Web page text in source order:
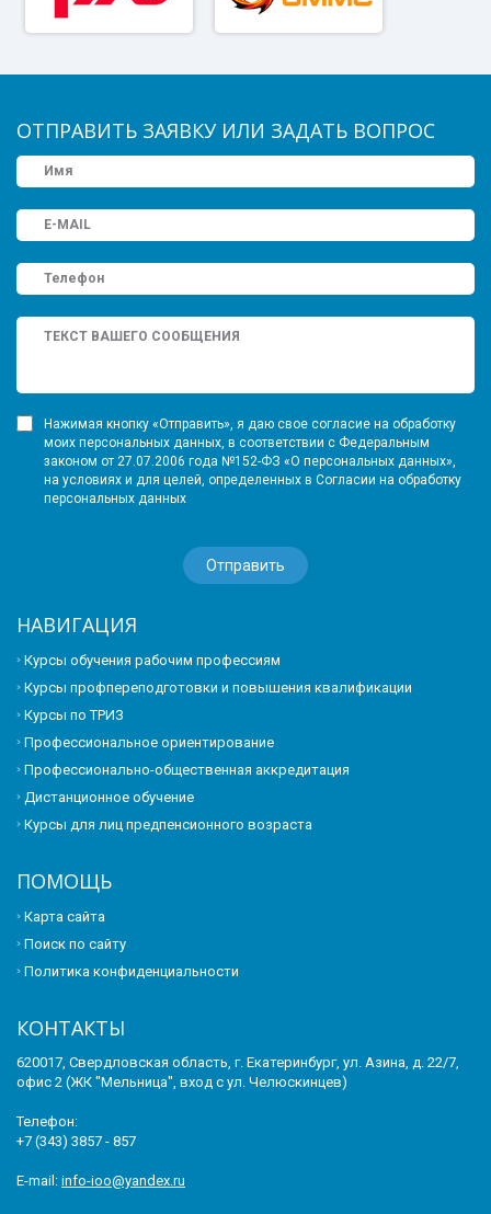
ОТПРАВИТЬ ЗАЯВКУ ИЛИ ЗАДАТЬ ВОПРОС
Нажимая кнопку «Отправить», я даю свое согласие на обработку
моих персональных данных, в соответствии с Федеральным
законом от 27.07.2006 года №152-ФЗ «О персональных данных»,
на условиях и для целей, определенных в Согласии на обработку
персональных данных
НАВИГАЦИЯ
Курсы обучения рабочим профессиям
Курсы профпереподготовки и повышения квалификации
Курсы по ТРИЗ
Профессиональное ориентирование
Профессионально-общественная аккредитация
Дистанционное обучение
Курсы для лиц предпенсионного возраста
ПОМОЩЬ
Карта сайта
Поиск по сайту
Политика конфиденциальности
КОНТАКТЫ
620017, Свердловская область, г. Екатеринбург, ул. Азина, д. 22/7,
офис 2 (ЖК "Мельница", вход с ул. Челюскинцев)
Телефон:
+7 (343) 3857 - 857
E-mail: info-ioo@yandex.ru